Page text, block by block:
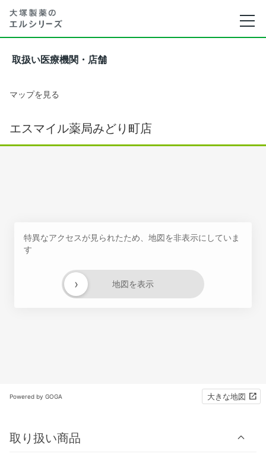
取扱い医療機関・店舗
マップを見る
エスマイル薬局みどり町店
特異なアクセスが見られたため、地図を非表示にしていま
す
地図を表示
›
Powered by GOGA 大きな地図
取り扱い商品